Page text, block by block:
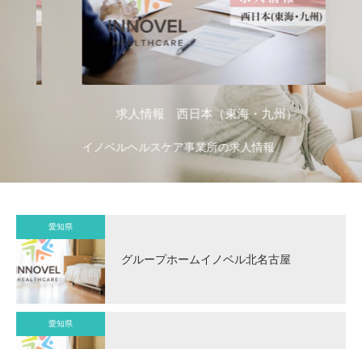
求人情報 西日本（東海・九州）
イノベルヘルスケア事業所の求人情報
愛知県
グループホームイノベル北名古屋
愛知県